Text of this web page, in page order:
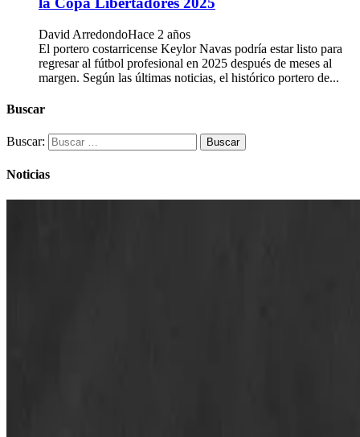
David ArredondoHace 2 años
El portero costarricense Keylor Navas podría estar listo para
regresar al fútbol profesional en 2025 después de meses al
margen. Según las últimas noticias, el histórico portero de...
Buscar
Buscar:
Noticias